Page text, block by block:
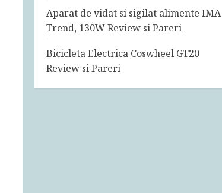
Aparat de vidat si sigilat alimente IMA
Trend, 130W Review si Pareri
Bicicleta Electrica Coswheel GT20
Review si Pareri